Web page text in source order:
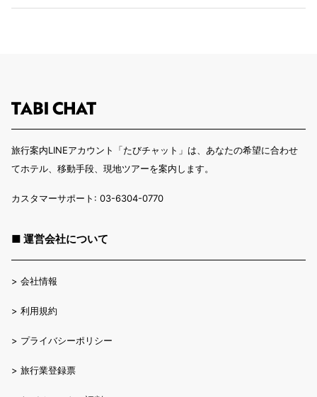
旅行案内LINEアカウント「たびチャット」は、あなたの希望に合わせ
てホテル、移動手段、現地ツアーを案内します。
カスタマーサポート: 03-6304-0770
■ 運営会社について
> 会社情報
> 利用規約
> プライバシーポリシー
> 旅行業登録票